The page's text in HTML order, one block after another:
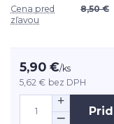
Cena pred
zľavou
8,50 €
5,90 €/ks
5,62 € bez DPH